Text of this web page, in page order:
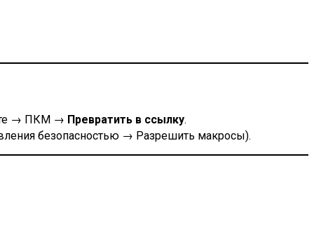
→ ПКМ → Превратить в ссылку.
безопасностью → Разрешить макросы).